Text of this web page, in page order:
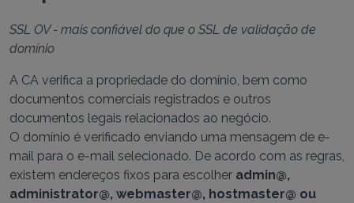
SSL OV - mais confiável do que o SSL de validação de
domínio
A CA verifica a propriedade do domínio, bem como
documentos comerciais registrados e outros
documentos legais relacionados ao negócio.
O domínio é verificado enviando uma mensagem de e-
mail para o e-mail selecionado. De acordo com as regras,
existem endereços fixos para escolher admin@,
administrator@, webmaster@, hostmaster@ ou